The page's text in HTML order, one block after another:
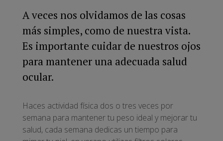
A veces nos olvidamos de las cosas
más simples, como de nuestra vista.
Es importante cuidar de nuestros ojos
para mantener una adecuada salud
ocular.
Haces actividad física dos o tres veces por
semana para mantener tu peso ideal y mejorar tu
salud, cada semana dedicas un tiempo para